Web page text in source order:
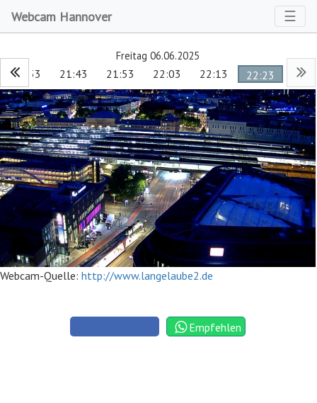
Webcam Hannover ☰
Freitag 06.06.2025
21:33 21:43 21:53 22:03 22:13 22:23
Webcam-Quelle: http://www.langelaube2.de
Empfehlen